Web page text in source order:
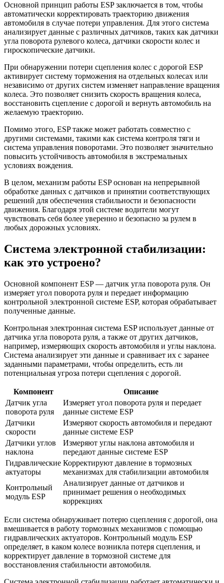
Основной принцип работы ESP заключается в том, чтобы
автоматически корректировать траекторию движения
автомобиля в случае потери управления. Для этого система
анализирует данные с различных датчиков, таких как датчики
угла поворота рулевого колеса, датчики скорости колес и
гироскопические датчики.
При обнаружении потери сцепления колес с дорогой ESP
активирует систему торможения на отдельных колесах или
независимо от других систем изменяет направление вращения
колеса. Это позволяет снизить скорость вращения колеса,
восстановить сцепление с дорогой и вернуть автомобиль на
желаемую траекторию.
Помимо этого, ESP также может работать совместно с
другими системами, такими как система контроля тяги и
система управления поворотами. Это позволяет значительно
повысить устойчивость автомобиля в экстремальных
условиях вождения.
В целом, механизм работы ESP основан на непрерывной
обработке данных с датчиков и принятии соответствующих
решений для обеспечения стабильности и безопасности
движения. Благодаря этой системе водители могут
чувствовать себя более уверенно и безопасно за рулем в
любых дорожных условиях.
Система электронной стабилизации:
как это устроено?
Основной компонент ESP — датчик угла поворота руля. Он
измеряет угол поворота руля и передает информацию
контрольной электронной системе ESP, которая обрабатывает
полученные данные.
Контрольная электронная система ESP использует данные от
датчика угла поворота руля, а также от других датчиков,
например, измеряющих скорость автомобиля и углы наклона.
Система анализирует эти данные и сравнивает их с заранее
заданными параметрами, чтобы определить, есть ли
потенциальная угроза потери сцепления с дорогой.
Компонент
Описание
Датчик угла
поворота руля
Измеряет угол поворота руля и передает
данные системе ESP
Датчики
скорости
Измеряют скорость автомобиля и передают
данные системе ESP
Датчики углов
наклона
Измеряют углы наклона автомобиля и
передают данные системе ESP
Гидравлические
актуаторы
Корректируют давление в тормозных
механизмах для стабилизации автомобиля
Контрольный
модуль ESP
Анализирует данные от датчиков и
принимает решения о необходимых
коррекциях
Если система обнаруживает потерю сцепления с дорогой, она
вмешивается в работу тормозных механизмов с помощью
гидравлических актуаторов. Контрольный модуль ESP
определяет, в каком колесе возникла потеря сцепления, и
корректирует давление в тормозной системе для
восстановления стабильности автомобиля.